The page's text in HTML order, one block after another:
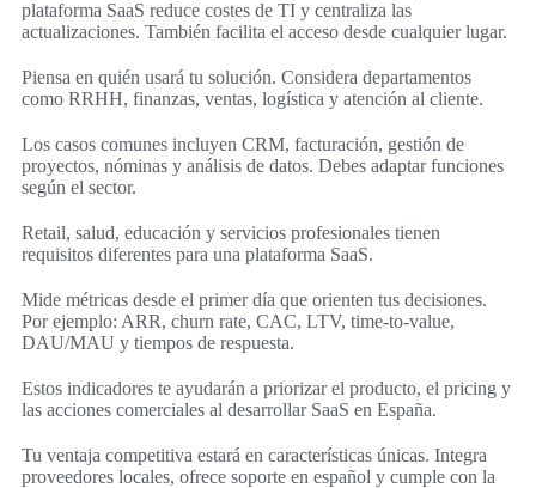
plataforma SaaS reduce costes de TI y centraliza las
actualizaciones. También facilita el acceso desde cualquier lugar.
Piensa en quién usará tu solución. Considera departamentos
como RRHH, finanzas, ventas, logística y atención al cliente.
Los casos comunes incluyen CRM, facturación, gestión de
proyectos, nóminas y análisis de datos. Debes adaptar funciones
según el sector.
Retail, salud, educación y servicios profesionales tienen
requisitos diferentes para una plataforma SaaS.
Mide métricas desde el primer día que orienten tus decisiones.
Por ejemplo: ARR, churn rate, CAC, LTV, time-to-value,
DAU/MAU y tiempos de respuesta.
Estos indicadores te ayudarán a priorizar el producto, el pricing y
las acciones comerciales al desarrollar SaaS en España.
Tu ventaja competitiva estará en características únicas. Integra
proveedores locales, ofrece soporte en español y cumple con la